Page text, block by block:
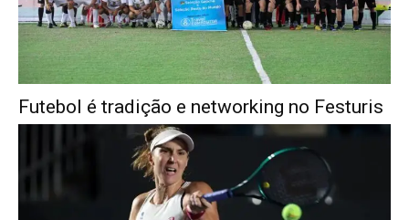
Futebol é tradição e networking no Festuris